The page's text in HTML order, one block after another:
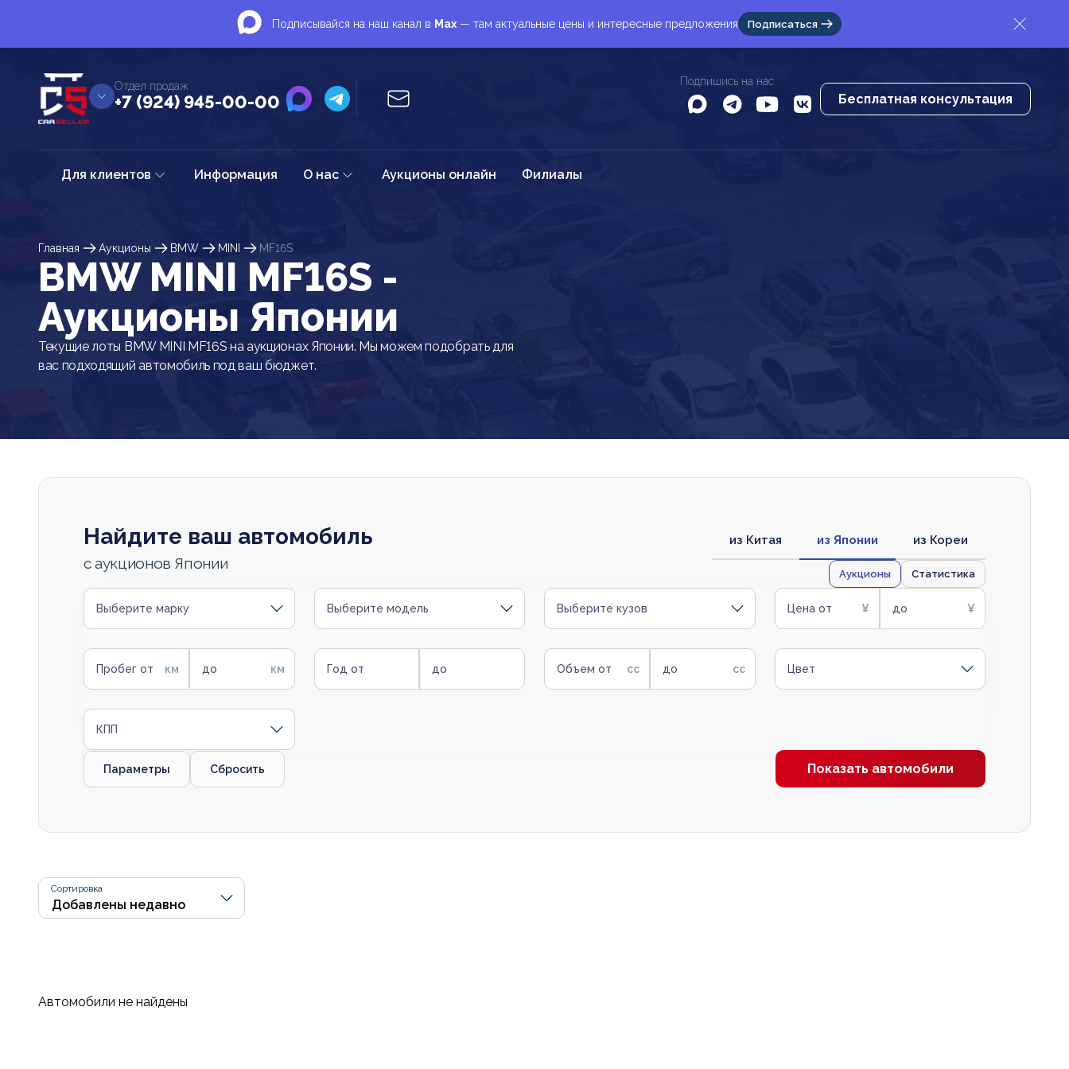
Подписывайся на наш канал в Max — там актуальные цены и интересные предложения Подписаться
Отдел продаж
+7 (924) 945-00-00
Подпишись на нас
Бесплатная консультация
Для клиентов Информация О нас Аукционы онлайн Филиалы
Главная Аукционы BMW MINI MF16S
BMW MINI MF16S -
Аукционы Японии
Текущие лоты BMW MINI MF16S на аукционах Японии. Мы можем подобрать для
вас подходящий автомобиль под ваш бюджет.
Найдите ваш автомобиль
с аукционов Японии
из Китая из Японии из Кореи
Аукционы Статистика
Выберите марку Выберите модель Выберите кузов Цена от до
Пробег от до Год от до Объем от до Цвет
КПП
Параметры Сбросить Показать автомобили
Сортировка
Автомобили не найдены